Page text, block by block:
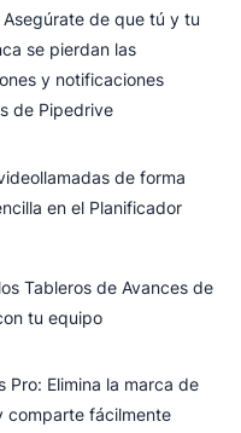
de que tú y tu
se pierdan las
y notificaciones
de Pipedrive
de forma
en el Planificador
Tableros de Avances de
tu equipo
Pro: Elimina la marca de
comparte fácilmente